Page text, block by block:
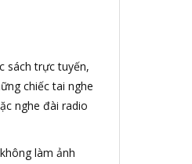
sách trực tuyến,
chiếc tai nghe
nghe đài radio
làm ảnh